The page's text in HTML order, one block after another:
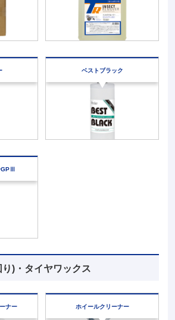
ベストブラック
GPⅢ
)・タイヤワックス
ナー ホイールクリーナー